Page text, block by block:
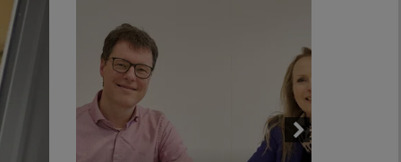
Next